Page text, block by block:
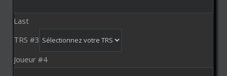
Last
TRS #3
Joueur #4